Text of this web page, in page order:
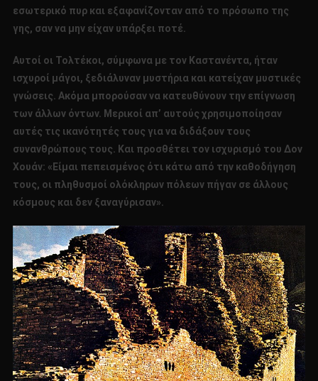
εσωτερικό πυρ και εξαφανίζονταν από το πρόσωπο της
γης, σαν να μην είχαν υπάρξει ποτέ.
Αυτοί οι Τολτέκοι, σύμφωνα με τον Καστανέντα, ήταν
ισχυροί μάγοι, ξεδιάλυναν μυστήρια και κατείχαν μυστικές
γνώσεις. Ακόμα μπορούσαν να κατευθύνουν την επίγνωση
των άλλων όντων. Μερικοί απ’ αυτούς χρησιμοποίησαν
αυτές τις ικανότητές τους για να διδάξουν τους
συνανθρώπους τους. Και προσθέτει τον ισχυρισμό του Δον
Χουάν: «Είμαι πεπεισμένος ότι κάτω από την καθοδήγηση
τους, οι πληθυσμοί ολόκληρων πόλεων πήγαν σε άλλους
κόσμους και δεν ξαναγύρισαν».